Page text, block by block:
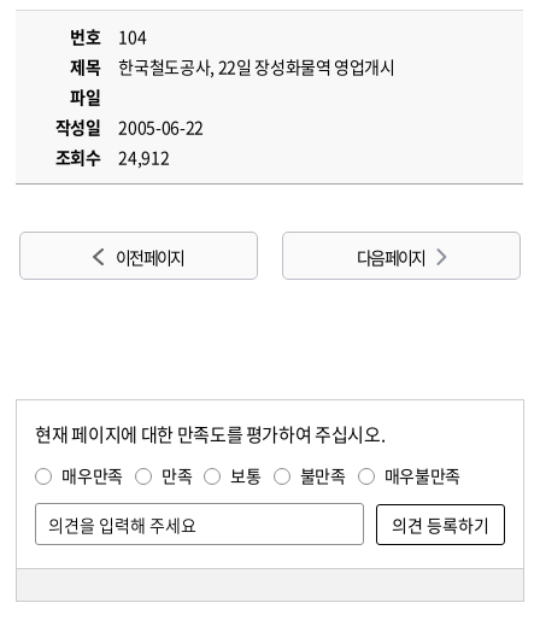
번호
104
제목
한국철도공사, 22일 장성화물역 영업개시
파일
작성일
2005-06-22
조회수
24,912
이전 페이지 다음 페이지
현재 페이지에 대한 만족도를 평가하여 주십시오.
매우만족 만족 보통 불만족 매우불만족